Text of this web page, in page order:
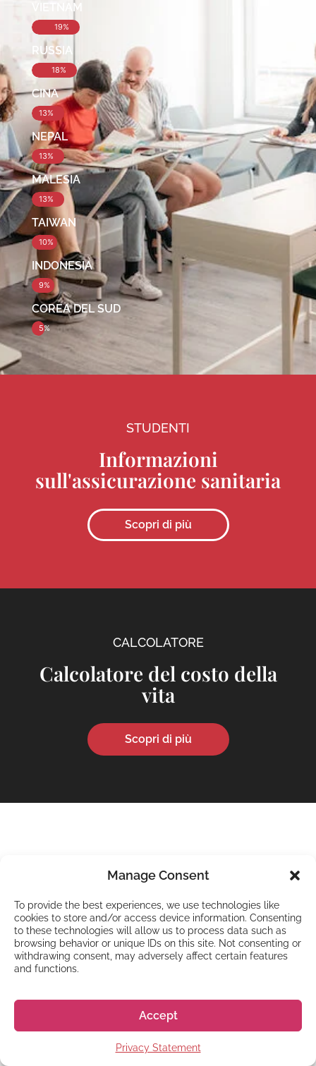
Manage Consent
To provide the best experiences, we use technologies like
cookies to store and/or access device information. Consenting
to these technologies will allow us to process data such as
browsing behavior or unique IDs on this site. Not consenting or
withdrawing consent, may adversely affect certain features
and functions.
Accept
Privacy Statement
VIETNAM
19%
RUSSIA
18%
CINA
13%
NEPAL
13%
MALESIA
13%
TAIWAN
10%
INDONESIA
9%
COREA DEL SUD
5%
STUDENTI
Informazioni
sull'assicurazione sanitaria
Scopri di più
CALCOLATORE
Calcolatore del costo della
vita
Scopri di più
"*" indica i campi obbligatori
Nome *